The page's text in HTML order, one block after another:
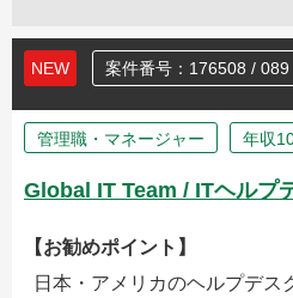
NEW 案件番号：176508 / 089
管理職・マネージャー 年収
Global IT Team / ITヘルプ
【お勧めポイント】
日本・アメリカのヘルプデス